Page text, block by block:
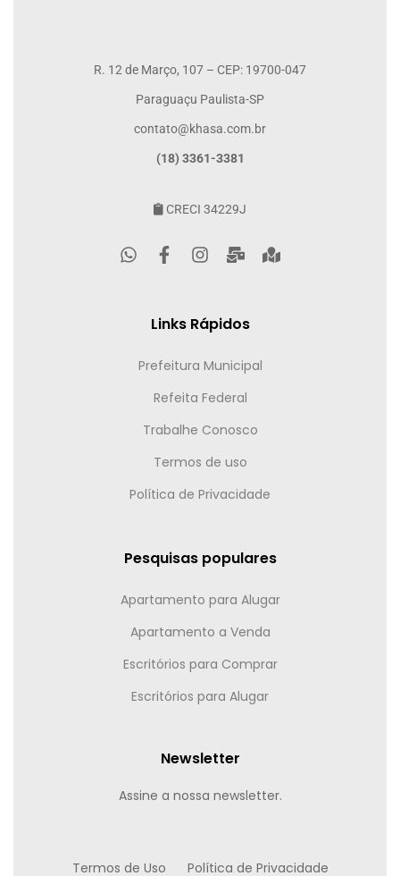
R. 12 de Março, 107 – CEP: 19700-047
Paraguaçu Paulista-SP
contato@khasa.com.br
(18) 3361-3381
CRECI 34229J
Links Rápidos
Prefeitura Municipal
Refeita Federal
Trabalhe Conosco
Termos de uso
Política de Privacidade
Pesquisas populares
Apartamento para Alugar
Apartamento a Venda
Escritórios para Comprar
Escritórios para Alugar
Newsletter
Assine a nossa newsletter.
Termos de Uso Política de Privacidade